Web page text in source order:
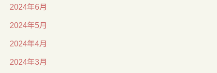
2024年6月
2024年5月
2024年4月
2024年3月